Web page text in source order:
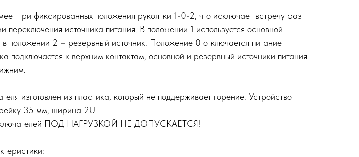
три фиксированных положения рукоятки 1-0-2, что исключает встречу фаз
переключения источника питания. В положении 1 используется основной
в положении 2 – резервный источник. Положение 0 отключается питание
подключается к верхним контактам, основной и резервный источники питания
изготовлен из пластика, который не поддерживает горение. Устройство
35 мм, ширина 2U
ПОД НАГРУЗКОЙ НЕ ДОПУСКАЕТСЯ!